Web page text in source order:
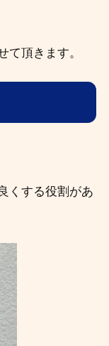
て頂きます。
くする役割があ